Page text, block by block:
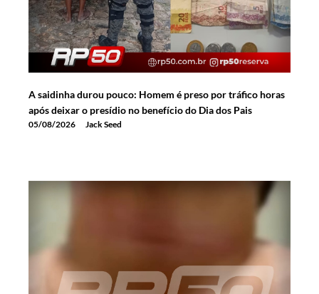
A saidinha durou pouco: Homem é preso por tráfico horas
após deixar o presídio no benefício do Dia dos Pais
05/08/2026 Jack Seed